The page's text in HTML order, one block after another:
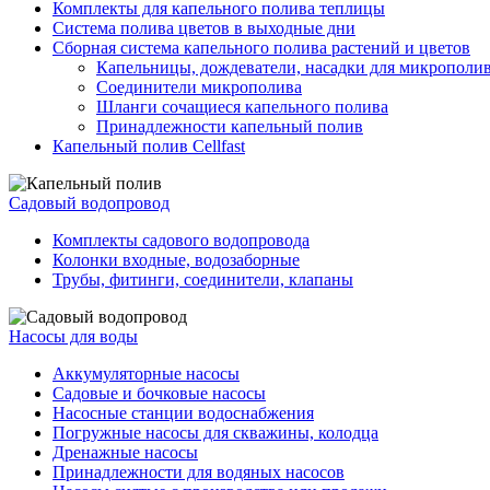
Комплекты для капельного полива теплицы
Система полива цветов в выходные дни
Сборная система капельного полива растений и цветов
Капельницы, дождеватели, насадки для
Соединители микрополива
Шланги сочащиеся капельного полива
Принадлежности капельный полив
Капельный полив Cellfast
Садовый водопровод
Комплекты садового водопровода
Колонки входные, водозаборные
Трубы, фитинги, соединители, клапаны
Насосы для воды
Аккумуляторные насосы
Садовые и бочковые насосы
Насосные станции водоснабжения
Погружные насосы для скважины, колодца
Дренажные насосы
Принадлежности для водяных насосов